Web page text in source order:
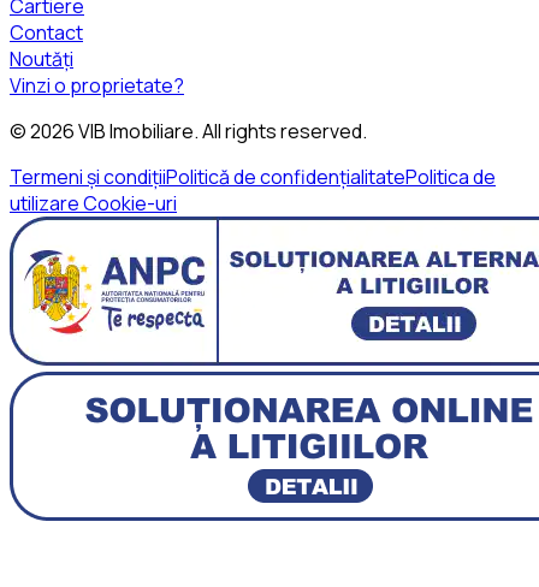
Cartiere
Contact
Noutăți
Vinzi o proprietate?
©2026VIB Imobiliare. All rights reserved.
Termeni și condițiiPolitică de confidențialitatePolitica de
utilizare Cookie-uri